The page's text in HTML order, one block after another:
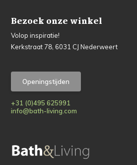
Bezoek onze winkel
Volop inspiratie!
Kerkstraat 78, 6031 CJ Nederweert
Openingstijden
+31 (0)495 625991
info@bath-living.com